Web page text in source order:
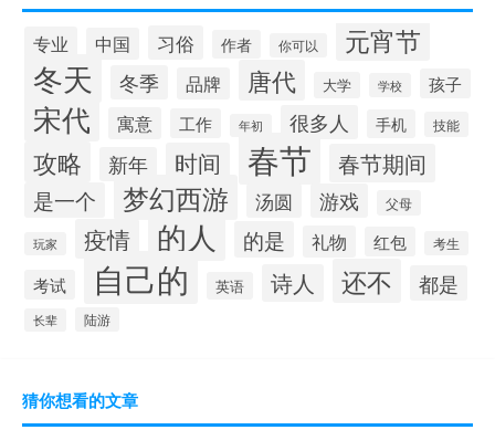
专业 中国 习俗 作者 你可以 元宵节
冬天 冬季 品牌 唐代 大学 学校 孩子
宋代 寓意 工作 年初 很多人 手机 技能
攻略 新年 时间 春节 春节期间
是一个 梦幻西游 汤圆 游戏 父母
玩家 疫情 的人 的是 礼物 红包 考生
考试 自己的 英语 诗人 还不 都是
长辈 陆游
猜你想看的文章